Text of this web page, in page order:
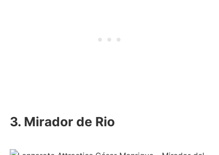
3. Mirador de Rio